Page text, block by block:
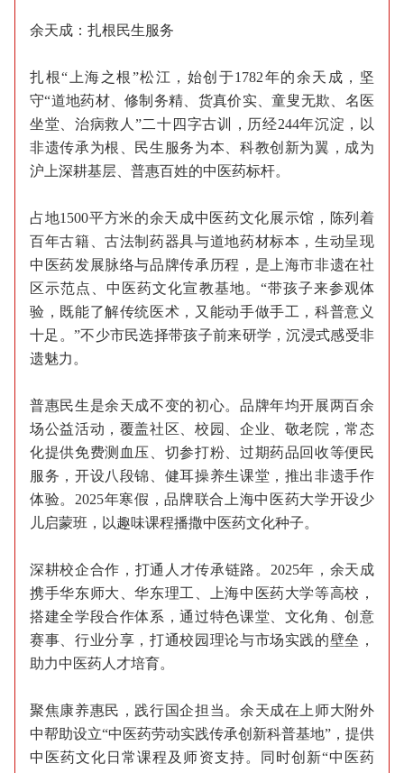
余天成：扎根民生服务
扎根“上海之根”松江，始创于1782年的余天成，坚
守“道地药材、修制务精、货真价实、童叟无欺、名医
坐堂、治病救人”二十四字古训，历经244年沉淀，以
非遗传承为根、民生服务为本、科教创新为翼，成为
沪上深耕基层、普惠百姓的中医药标杆。
占地1500平方米的余天成中医药文化展示馆，陈列着
百年古籍、古法制药器具与道地药材标本，生动呈现
中医药发展脉络与品牌传承历程，是上海市非遗在社
区示范点、中医药文化宣教基地。“带孩子来参观体
验，既能了解传统医术，又能动手做手工，科普意义
十足。”不少市民选择带孩子前来研学，沉浸式感受非
遗魅力。
普惠民生是余天成不变的初心。品牌年均开展两百余
场公益活动，覆盖社区、校园、企业、敬老院，常态
化提供免费测血压、切参打粉、过期药品回收等便民
服务，开设八段锦、健耳操养生课堂，推出非遗手作
体验。2025年寒假，品牌联合上海中医药大学开设少
儿启蒙班，以趣味课程播撒中医药文化种子。
深耕校企合作，打通人才传承链路。2025年，余天成
携手华东师大、华东理工、上海中医药大学等高校，
搭建全学段合作体系，通过特色课堂、文化角、创意
赛事、行业分享，打通校园理论与市场实践的壁垒，
助力中医药人才培育。
聚焦康养惠民，践行国企担当。余天成在上师大附外
中帮助设立“中医药劳动实践传承创新科普基地”，提供
中医药文化日常课程及师资支持。同时创新“中医药